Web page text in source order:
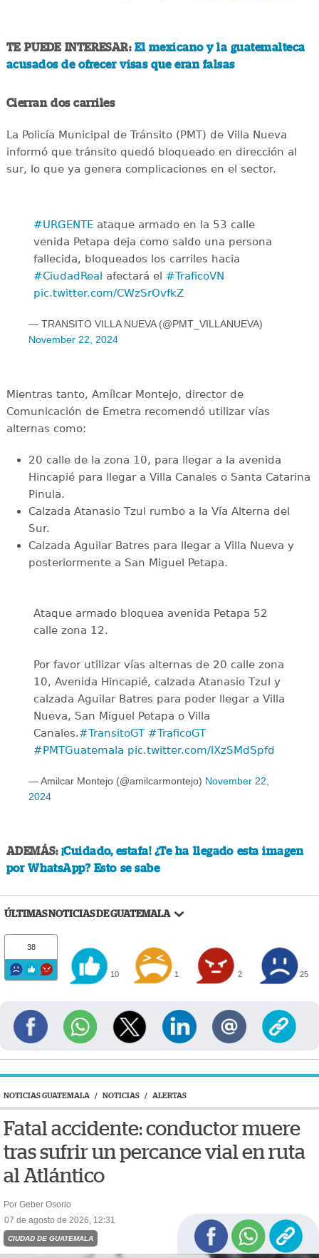
TE PUEDE INTERESAR:El mexicano y la guatemalteca
acusados de ofrecer visas que eran falsas
Cierran dos carriles
La Policía Municipal de Tránsito (PMT) de Villa Nueva
informó que tránsito quedó bloqueado en dirección al
sur, lo que ya genera complicaciones en el sector.
#URGENTE ataque armado en la 53 calle
venida Petapa deja como saldo una persona
fallecida, bloqueados los carriles hacia
#CiudadReal afectará el #TraficoVN
pic.twitter.com/CWzSrOvfkZ
— TRANSITO VILLA NUEVA (@PMT_VILLANUEVA)
November 22, 2024
Mientras tanto, Amílcar Montejo, director de
Comunicación de Emetra recomendó utilizar vías
alternas como:
20 calle de la zona 10, para llegar a la avenida
Hincapié para llegar a Villa Canales o Santa Catarina
Pinula.
Calzada Atanasio Tzul rumbo a la Vía Alterna del
Sur.
Calzada Aguilar Batres para llegar a Villa Nueva y
posteriormente a San Miguel Petapa.
Ataque armado bloquea avenida Petapa 52
calle zona 12.
Por favor utilizar vías alternas de 20 calle zona
10, Avenida Hincapié, calzada Atanasio Tzul y
calzada Aguilar Batres para poder llegar a Villa
Nueva, San Miguel Petapa o Villa
Canales.#TransitoGT #TraficoGT
#PMTGuatemala pic.twitter.com/lXzSMdSpfd
— Amilcar Montejo (@amilcarmontejo) November 22,
2024
ADEMÁS: ¡Cuidado, estafa! ¿Te ha llegado esta imagen
por WhatsApp? Esto se sabe
ÚLTIMAS NOTICIAS DE GUATEMALA
38
10 1 2 25
NOTICIAS GUATEMALA / NOTICIAS / ALERTAS
Fatal accidente: conductor muere
tras sufrir un percance vial en ruta
al Atlántico
Por Geber Osorio
07 de agosto de 2026, 12:31
CIUDAD DE GUATEMALA